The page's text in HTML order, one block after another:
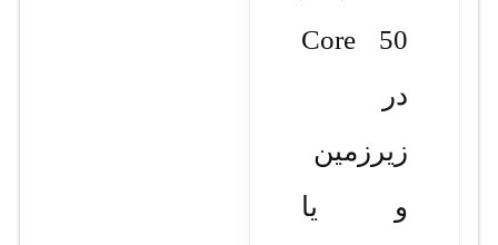
50 Core
در
زیرزمین
و یا